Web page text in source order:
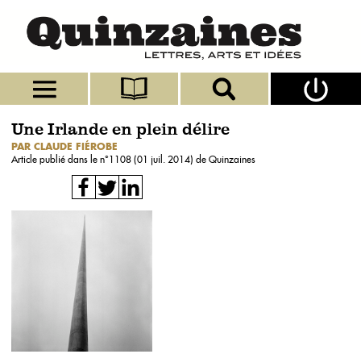
Une Irlande en plein délire
PAR CLAUDE FIÉROBE
Article publié dans le n°1108 (01 juil. 2014) de Quinzaines